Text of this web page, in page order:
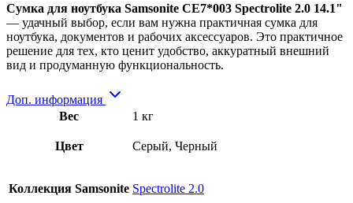
Сумка для ноутбука Samsonite CE7*003 Spectrolite 2.0 14.1"
— удачный выбор, если вам нужна практичная сумка для
ноутбука, документов и рабочих аксессуаров. Это практичное
решение для тех, кто ценит удобство, аккуратный внешний
вид и продуманную функциональность.
Доп. информация
Вес
1 кг
Цвет Серый, Черный
Коллекция Samsonite Spectrolite 2.0